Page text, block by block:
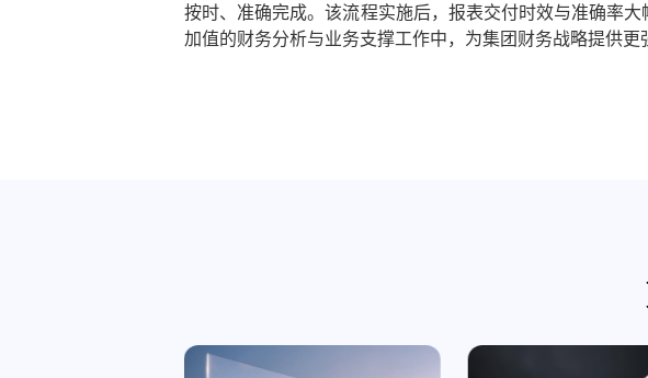
按时、准确完成。该流程实施后，报表交付时效与准确率
加值的财务分析与业务支撑工作中，为集团财务战略提供更